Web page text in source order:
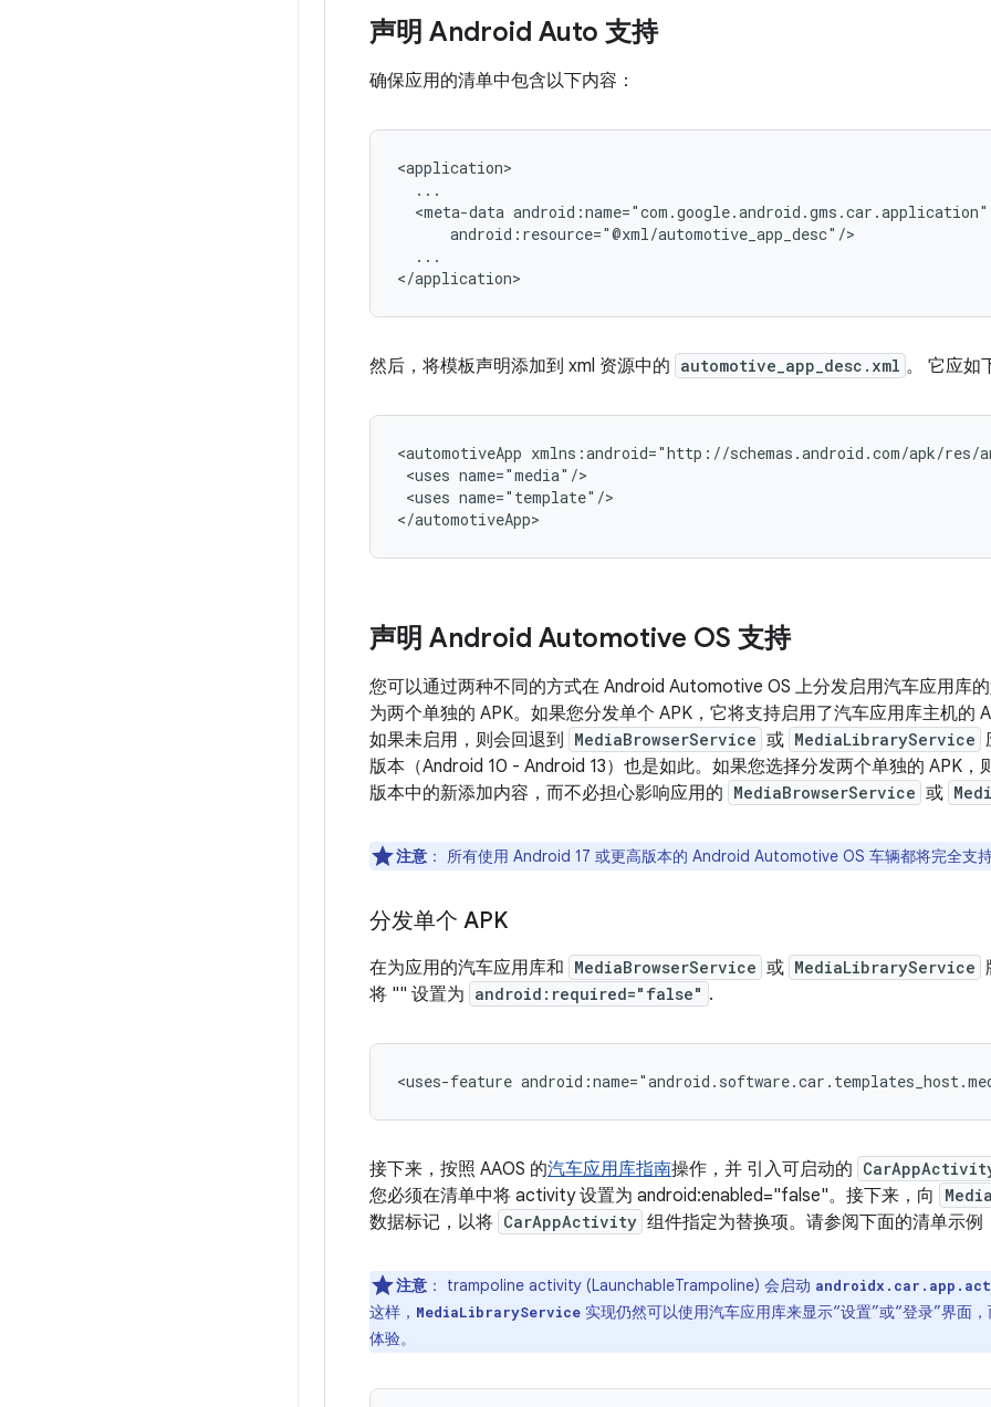
声明 Android Auto 支持
确保应用的清单中包含以下内容：
<meta-data
...
然后，将模板声明添加到 xml 资源中的 automotive_app_desc.xml 。 它应如
<automotiveApp
<uses
<uses name="template"/>
声明 Android Automotive OS 支持
您可以通过两种不同的方式在 Android Automotive OS 上分发启用汽车应用库
为两个单独的 APK。如果您分发单个 APK，它将支持启用了汽车应用库主机的
如果未启用，则会回退到
MediaBrowserService 或 MediaLibraryService
版本（Android 10 - Android 13）也是如此。如果您选择分发两个单独的 APK
版本中的新添加内容，而不必担心影响应用的 MediaBrowserService 或
注意 ： 所有使用 Android 17 或更高版本的 Android Automotive OS 车辆都将完全支
分发单个 APK
在为应用的汽车应用库和 MediaBrowserService 或 MediaLibraryService
将 "" 设置为 android:required="false" .
<uses-feature
接下来，按照 AAOS 的汽车应用库指南操作，并 引入可启动的
您必须在清单中将 activity 设置为 android:enabled="false"。接下来，向
数据标记，以将 CarAppActivity 组件指定为替换项。请参阅下面的清单示例
注意 ： trampoline activity (LaunchableTrampoline) 会启动
这样， MediaLibraryService 实现仍然可以使用汽车应用库来显示“设置”或“登录”界面
体验。